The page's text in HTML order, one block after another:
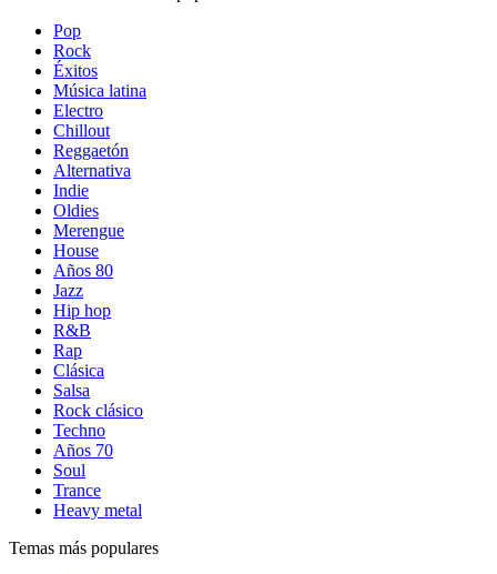
Pop
Rock
Éxitos
Música latina
Electro
Chillout
Reggaetón
Alternativa
Indie
Oldies
Merengue
House
Años 80
Jazz
Hip hop
R&B
Rap
Clásica
Salsa
Rock clásico
Techno
Años 70
Soul
Trance
Heavy metal
Temas más populares